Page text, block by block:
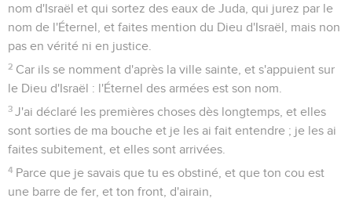
nom d'Israël et qui sortez des eaux de Juda, qui jurez par le
nom de l'Éternel, et faites mention du Dieu d'Israël, mais non
pas en vérité ni en justice.
2 Car ils se nomment d'après la ville sainte, et s'appuient sur
le Dieu d'Israël : l'Éternel des armées est son nom.
3 J'ai déclaré les premières choses dès longtemps, et elles
sont sorties de ma bouche et je les ai fait entendre ; je les ai
faites subitement, et elles sont arrivées.
4 Parce que je savais que tu es obstiné, et que ton cou est
une barre de fer, et ton front, d'airain,